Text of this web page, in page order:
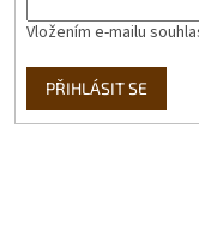
Vložením e-mailu
PŘIHLÁSIT SE